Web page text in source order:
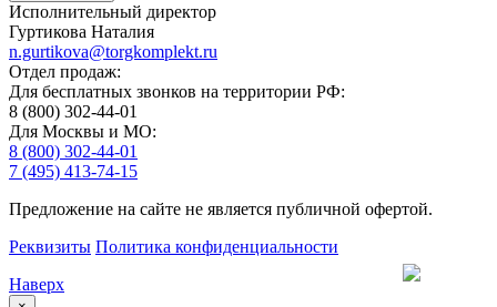
Исполнительный директор
Гуртикова Наталия
n.gurtikova@torgkomplekt.ru
Отдел продаж:
Для бесплатных звонков на территории РФ:
8 (800) 302-44-01
Для Москвы и МО:
8 (800) 302-44-01
7 (495) 413-74-15
Предложение на сайте не является публичной офертой.
Реквизиты Политика конфиденциальности
Наверх